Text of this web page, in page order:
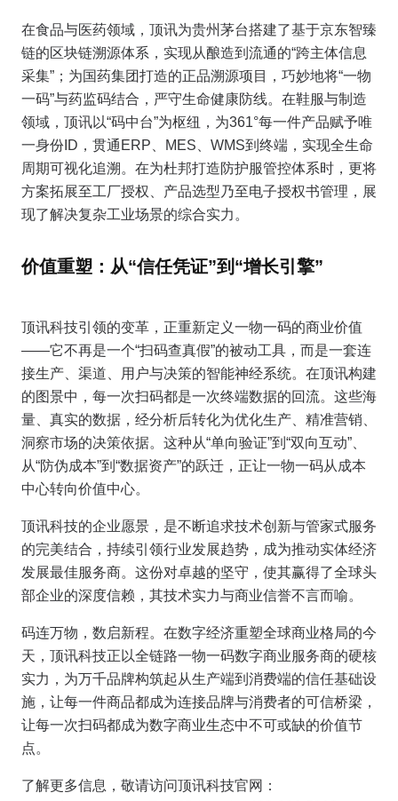
在食品与医药领域，顶讯为贵州茅台搭建了基于京东智臻
链的区块链溯源体系，实现从酿造到流通的“跨主体信息
采集”；为国药集团打造的正品溯源项目，巧妙地将“一物
一码”与药监码结合，严守生命健康防线。在鞋服与制造
领域，顶讯以“码中台”为枢纽，为361°每一件产品赋予唯
一身份ID，贯通ERP、MES、WMS到终端，实现全生命
周期可视化追溯。在为杜邦打造防护服管控体系时，更将
方案拓展至工厂授权、产品选型乃至电子授权书管理，展
现了解决复杂工业场景的综合实力。
价值重塑：从“信任凭证”到“增长引擎”
顶讯科技引领的变革，正重新定义一物一码的商业价值
——它不再是一个“扫码查真假”的被动工具，而是一套连
接生产、渠道、用户与决策的智能神经系统。在顶讯构建
的图景中，每一次扫码都是一次终端数据的回流。这些海
量、真实的数据，经分析后转化为优化生产、精准营销、
洞察市场的决策依据。这种从“单向验证”到“双向互动”、
从“防伪成本”到“数据资产”的跃迁，正让一物一码从成本
中心转向价值中心。
顶讯科技的企业愿景，是不断追求技术创新与管家式服务
的完美结合，持续引领行业发展趋势，成为推动实体经济
发展最佳服务商。这份对卓越的坚守，使其赢得了全球头
部企业的深度信赖，其技术实力与商业信誉不言而喻。
码连万物，数启新程。在数字经济重塑全球商业格局的今
天，顶讯科技正以全链路一物一码数字商业服务商的硬核
实力，为万千品牌构筑起从生产端到消费端的信任基础设
施，让每一件商品都成为连接品牌与消费者的可信桥梁，
让每一次扫码都成为数字商业生态中不可或缺的价值节
点。
了解更多信息，敬请访问顶讯科技官网：